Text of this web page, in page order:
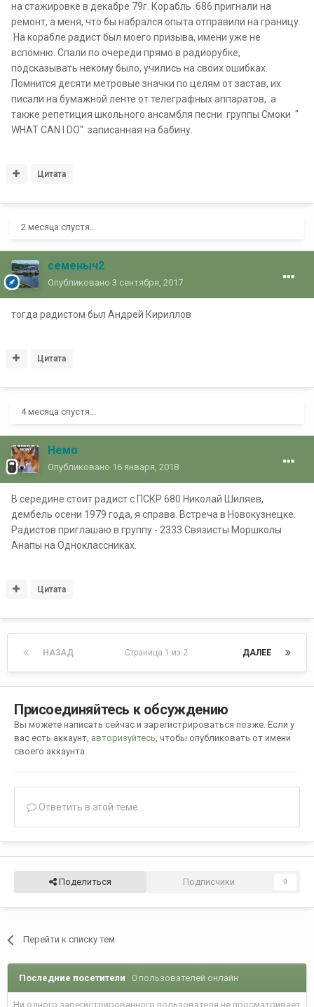
на стажировке в декабре 79г. Корабль 686 пригнали на
ремонт, а меня, что бы набрался опыта отправили на границу.
На корабле радист был моего призыва, имени уже не
вспомню. Спали по очереди прямо в радиорубке,
подсказывать некому было, учились на своих ошибках.
Помнится десяти метровые значки по целям от застав, их
писали на бумажной ленте от телеграфных аппаратов, а
также репетиция школьного ансамбля песни группы Смоки "
WHAT CAN I DO" записанная на бабину.
Цитата
2 месяца спустя...
семеныч2
Опубликовано 3 сентября, 2017
тогда радистом был Андрей Кириллов
Цитата
4 месяца спустя...
Немо
Опубликовано 16 января, 2018
В середине стоит радист с ПСКР 680 Николай Шиляев,
дембель осени 1979 года, я справа. Встреча в Новокузнецке.
Радистов приглашаю в группу - 2333 Связисты Моршколы
Анапы на Одноклассниках.
Цитата
НАЗАД ДАЛЕЕ
Страница 1 из 2
Присоединяйтесь к обсуждению
Вы можете написать сейчас и зарегистрироваться позже. Если у
вас есть аккаунт, авторизуйтесь, чтобы опубликовать от имени
своего аккаунта.
Ответить в этой теме...
Поделиться Подписчики 0
Перейти к списку тем
Последние посетители 0 пользователей онлайн
Ни одного зарегистрированного пользователя не просматривает